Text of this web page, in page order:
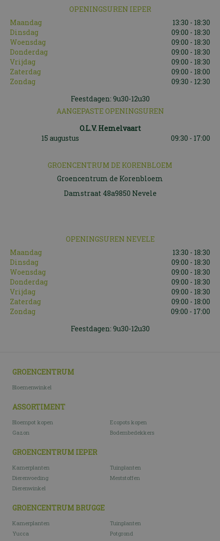
OPENINGSUREN IEPER
Maandag
13:30 - 18:30
Dinsdag
09:00 - 18:30
Woensdag
09:00 - 18:30
Donderdag
09:00 - 18:30
Vrijdag
09:00 - 18:30
Zaterdag
09:00 - 18:00
Zondag
09:30 - 12:30
Feestdagen: 9u30-12u30
AANGEPASTE OPENINGSUREN
O.L.V. Hemelvaart
15 augustus
09:30 - 17:00
GROENCENTRUM DE KORENBLOEM
Groencentrum de Korenbloem
Damstraat 48a9850 Nevele
OPENINGSUREN NEVELE
Maandag
13:30 - 18:30
Dinsdag
09:00 - 18:30
Woensdag
09:00 - 18:30
Donderdag
09:00 - 18:30
Vrijdag
09:00 - 18:30
Zaterdag
09:00 - 18:00
Zondag
09:00 - 17:00
Feestdagen: 9u30-12u30
GROENCENTRUM
Bloemenwinkel
ASSORTIMENT
Bloempot kopen
Ecopots kopen
Gazon
Bodembedekkers
GROENCENTRUM IEPER
Kamerplanten
Tuinplanten
Dierenvoeding
Meststoffen
Dierenwinkel
GROENCENTRUM BRUGGE
Kamerplanten
Tuinplanten
Yucca
Potgrond